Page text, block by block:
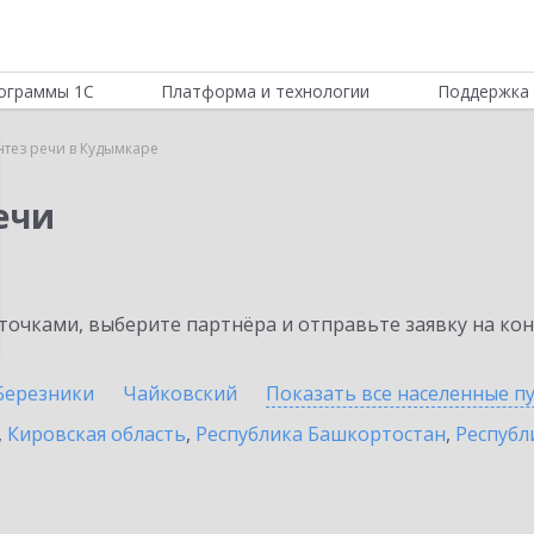
1С Платформа и технологии Поддержка
речи в Кудымкаре
выберите партнёра и отправьте заявку на
Чайковский Показать все населенные
, Кировская область, Республика Башкортостан,